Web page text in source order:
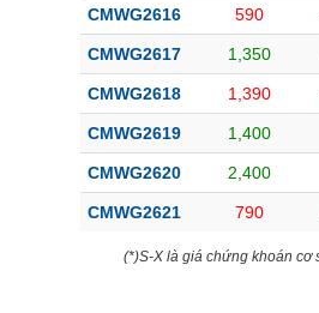
CMWG2616 590
CMWG2617 1,350
CMWG2618 1,390
CMWG2619 1,400
CMWG2620 2,400
CMWG2621 790
(*)S-X là giá chứng khoán cơ
Công cụ đầu tư
Truyền thông tài chính
Dữ liệu tài chính